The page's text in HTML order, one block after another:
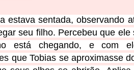
estava sentada, observando
seu filho. Percebeu que ele
está chegando, e com
que Tobias se aproximasse